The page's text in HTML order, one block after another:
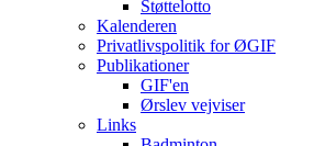
Støttelotto
Kalenderen
Privatlivspolitik for ØGIF
Publikationer
GIF'en
Ørslev vejviser
Links